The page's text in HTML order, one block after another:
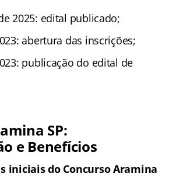
2025: edital publicado;
abertura das inscrições;
publicação do edital de
SP:
e Benefícios
iniciais do Concurso Aramina